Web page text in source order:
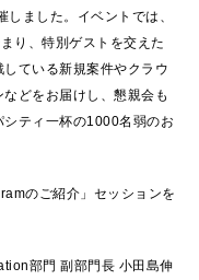
ました。イベントでは、
り、特別ゲストを交えた
ている新規案件やクラウ
どをお届けし、懇親会も
ティ一杯の1000名弱のお
のご紹介」セッションを
部門 副部門長 小田島伸